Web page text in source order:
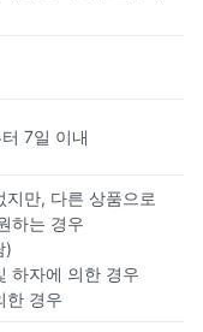
7일 이내
만, 다른 상품으로
하는 경우
)
하자에 의한 경우
한 경우